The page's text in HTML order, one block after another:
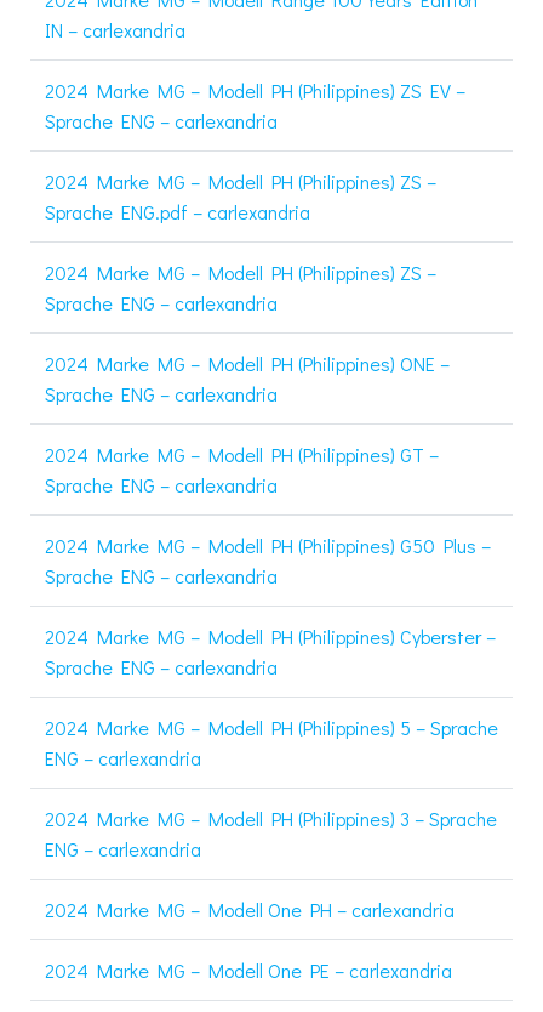
IN – carlexandria
2024 Marke MG – Modell PH (Philippines) ZS EV –
Sprache ENG – carlexandria
2024 Marke MG – Modell PH (Philippines) ZS –
Sprache ENG.pdf – carlexandria
2024 Marke MG – Modell PH (Philippines) ZS –
Sprache ENG – carlexandria
2024 Marke MG – Modell PH (Philippines) ONE –
Sprache ENG – carlexandria
2024 Marke MG – Modell PH (Philippines) GT –
Sprache ENG – carlexandria
2024 Marke MG – Modell PH (Philippines) G50 Plus –
Sprache ENG – carlexandria
2024 Marke MG – Modell PH (Philippines) Cyberster –
Sprache ENG – carlexandria
2024 Marke MG – Modell PH (Philippines) 5 – Sprache
ENG – carlexandria
2024 Marke MG – Modell PH (Philippines) 3 – Sprache
ENG – carlexandria
2024 Marke MG – Modell One PH – carlexandria
2024 Marke MG – Modell One PE – carlexandria